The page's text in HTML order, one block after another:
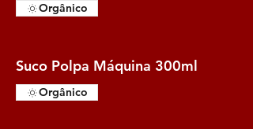
Orgânico
Suco Polpa Máquina 300ml
Orgânico